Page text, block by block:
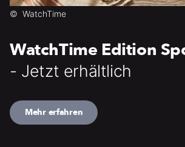
© WatchTime
WatchTime Edition
- Jetzt erhältlich
Mehr erfahren